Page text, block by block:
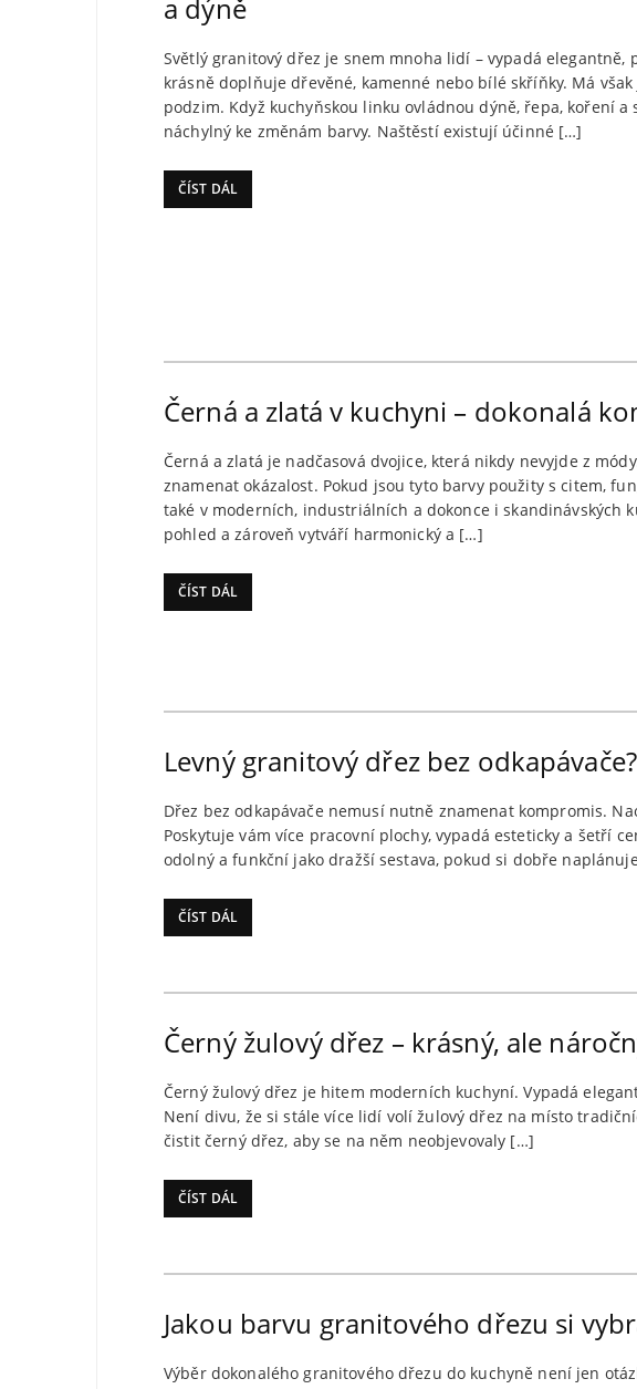
a dýně
Světlý granitový dřez je snem mnoha lidí – vypadá
krásně doplňuje dřevěné, kamenné nebo bílé skříňky. Má
podzim. Když kuchyňskou linku ovládnou dýně, řepa, koření
náchylný ke změnám barvy. Naštěstí existují účinné […]
ČÍST DÁL
Černá a zlatá v kuchyni – dokonalá
Černá a zlatá je nadčasová dvojice, která nikdy nevyjde z
znamenat okázalost. Pokud jsou tyto barvy použity s citem,
také v moderních, industriálních a dokonce i skandinávských
pohled a zároveň vytváří harmonický a […]
ČÍST DÁL
Levný granitový dřez bez
Dřez bez odkapávače nemusí nutně znamenat kompromis.
Poskytuje vám více pracovní plochy, vypadá esteticky a šetří
odolný a funkční jako dražší sestava, pokud si dobře
ČÍST DÁL
Černý žulový dřez – krásný, ale
Černý žulový dřez je hitem moderních kuchyní. Vypadá
Není divu, že si stále více lidí volí žulový dřez na místo
čistit černý dřez, aby se na něm neobjevovaly […]
ČÍST DÁL
Jakou barvu granitového dřezu si
Výběr dokonalého granitového dřezu do kuchyně není jen